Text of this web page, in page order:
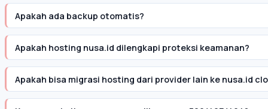
Apakah ada backup otomatis?
Apakah hosting nusa.id dilengkapi proteksi keamanan?
Apakah bisa migrasi hosting dari provider lain ke nusa.id